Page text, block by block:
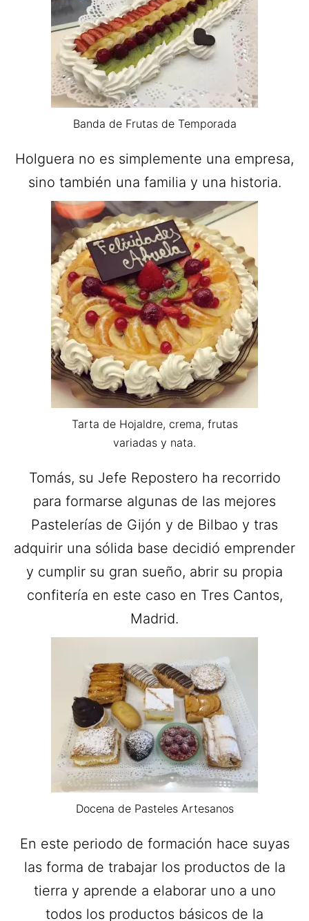
Banda de Frutas de Temporada
Holguera no es simplemente una empresa,
sino también una familia y una historia.
Tarta de Hojaldre, crema, frutas
variadas y nata.
Tomás, su Jefe Repostero ha recorrido
para formarse algunas de las mejores
Pastelerías de Gijón y de Bilbao y tras
adquirir una sólida base decidió emprender
y cumplir su gran sueño, abrir su propia
confitería en este caso en Tres Cantos,
Madrid.
Docena de Pasteles Artesanos
En este periodo de formación hace suyas
las forma de trabajar los productos de la
tierra y aprende a elaborar uno a uno
todos los productos básicos de la